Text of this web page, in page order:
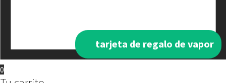
tarjeta de regalo de vapor
0